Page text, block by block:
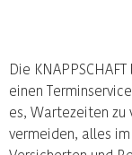
Die
einen
es, Wartezeiten zu
vermeiden, alles